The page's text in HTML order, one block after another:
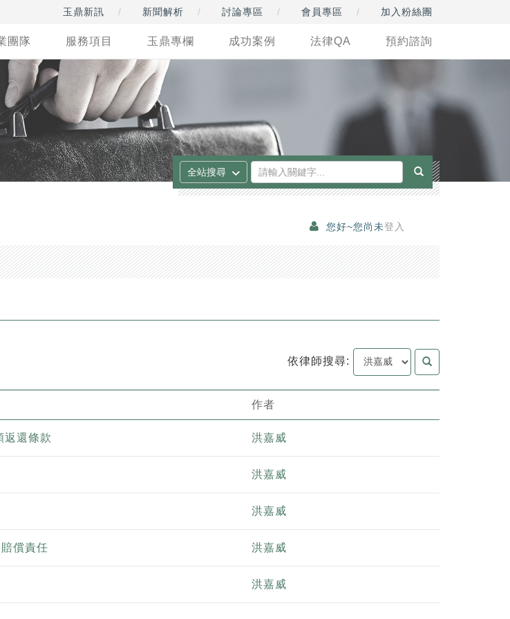
玉鼎新訊 新聞解析 討論專區 會員專區 加入粉絲團
團隊 服務項目 玉鼎專欄 成功案例 法律QA 預約諮詢
您好~您尚未登入
依律師搜尋:
作者
返還條款 洪嘉威
洪嘉威
洪嘉威
償責任 洪嘉威
洪嘉威